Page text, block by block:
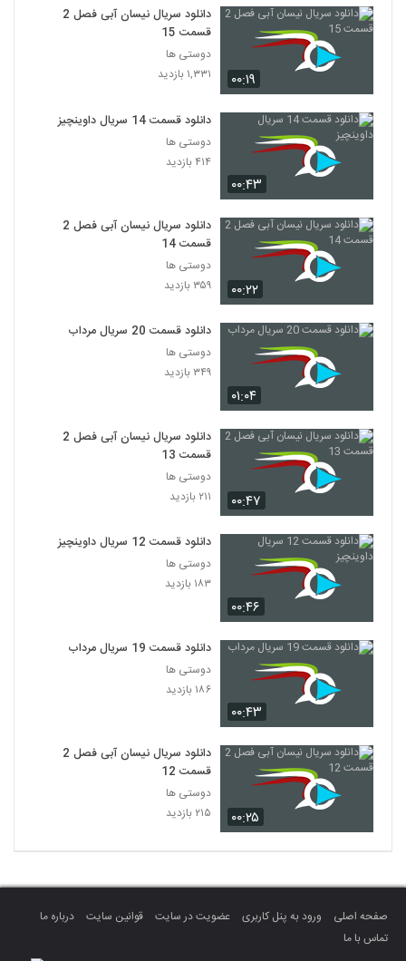
۰۰:۱۹
دانلود سریال نیسان آبی فصل 2
قسمت 15
دوستی ها
۱,۳۳۱ بازدید
۰۰:۴۳
دانلود قسمت 14 سریال داوینچیز
دوستی ها
۴۱۴ بازدید
۰۰:۲۲
دانلود سریال نیسان آبی فصل 2
قسمت 14
دوستی ها
۳۵۹ بازدید
۰۱:۰۴
دانلود قسمت 20 سریال مرداب
دوستی ها
۳۴۹ بازدید
۰۰:۴۷
دانلود سریال نیسان آبی فصل 2
قسمت 13
دوستی ها
۲۱۱ بازدید
۰۰:۴۶
دانلود قسمت 12 سریال داوینچیز
دوستی ها
۱۸۳ بازدید
۰۰:۴۳
دانلود قسمت 19 سریال مرداب
دوستی ها
۱۸۶ بازدید
۰۰:۲۵
دانلود سریال نیسان آبی فصل 2
قسمت 12
دوستی ها
۲۱۵ بازدید
صفحه اصلی ورود به پنل کاربری عضویت در سایت قوانین سایت
درباره ما
تماس با ما